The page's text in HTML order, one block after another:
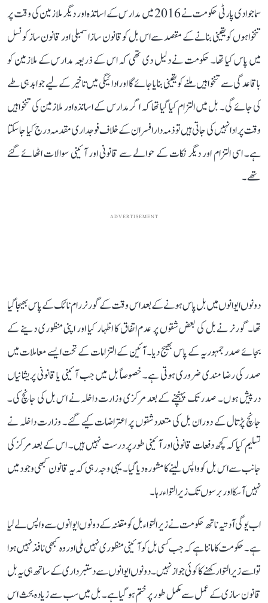
سماجوادی پارٹی حکومت نے 2016 میں مدارس کے اساتذہ اور دیگر ملازمین کی وقت پر
تنخواہوں کو یقینی بنانے کے مقصد سے اس بل کو قانون ساز اسمبلی اور قانون ساز کونسل
میں پاس کیا تھا۔ حکومت نے دلیل دی تھی کہ اس کے ذریعہ مدارس کے ملازمین کو
باقاعدگی سے تنخواہیں ملنے کو یقینی بنایا جائے گا اور ادائیگی میں تاخیر کے لیے جوابدہی طے
کی جائے گی۔ بل میں التزام کیا گیا تھا کہ اگر مدارس کے اساتذہ اور ملازمین کی تنخواہیں
وقت پر ادا نہیں کی جاتی ہیں تو ذمہ دار افسران کے خلاف فوجداری مقدمہ درج کیا جا سکتا
ہے۔ اسی التزام اور دیگر نکات کے حوالے سے قانونی اور آئینی سوالات اٹھائے گئے
تھے۔
ADVERTISEMENT
دونوں ایوانوں میں بل پاس ہونے کے بعد اس وقت کے گورنر رام نائک کے پاس بھیجا گیا
تھا۔ گورنر نے بل کی بعض شقوں پر عدم اتفاق کا اظہار کیا اور اپنی منظوری دینے کے
بجائے صدر جمہوریہ کے پاس بھیج دیا۔ آئین کے التزامات کے تحت ایسے معاملات میں
صدر کی رضا مندی ضروری ہوتی ہے۔ خصوصاً بل میں جب آئینی یا قانونی پریشانیاں
درپیش ہوں۔ صدر تک پہنچنے کے بعد مرکزی وزارت داخلہ نے اس بل کی جانچ کی۔
جانچ پڑتال کے دوران بل کی متعدد شقوں پر اعتراضات کیے گئے۔ وزارت داخلہ نے
تسلیم کیا کہ کچھ دفعات قانونی اور آئینی طور پر درست نہیں ہیں۔ اس کے بعد مرکز کی
جانب سے اس بل کو واپس لینے کا مشورہ دیا گیا۔ یہی وجہ رہی کہ یہ قانون کبھی وجود میں
نہیں آسکا اور برسوں تک زیر التواء رہا۔
اب یوگی آدتیہ ناتھ حکومت نے زیر التواء بل کو مقننہ کے دونوں ایوانوں سے واپس لے لیا
ہے۔ حکومت کا ماننا ہے کہ جب کسی بل کو آئینی منظوری نہیں ملی اور وہ کبھی نافذ نہیں ہوا
تو اسے زیر التوا رکھنے کا کوئی جواز نہیں۔ دونوں ایوانوں سے دستبرداری کے ساتھ ہی یہ بل
قانون سازی کے عمل سے مکمل طور پر ختم ہو گیا ہے۔ بل میں سب سے زیادہ بحث اس